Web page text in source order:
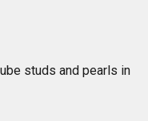
studs and pearls in